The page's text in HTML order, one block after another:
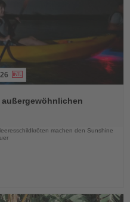
machen den Sunshine